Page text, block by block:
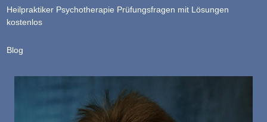
Heilpraktiker Psychotherapie Prüfungsfragen mit Lösungen
kostenlos
Blog